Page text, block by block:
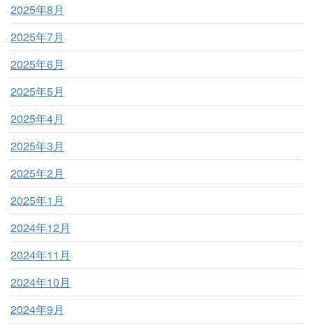
2025年8月
2025年7月
2025年6月
2025年5月
2025年4月
2025年3月
2025年2月
2025年1月
2024年12月
2024年11月
2024年10月
2024年9月